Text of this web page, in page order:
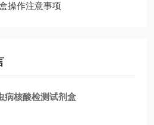
操作注意事项
病核酸检测试剂盒